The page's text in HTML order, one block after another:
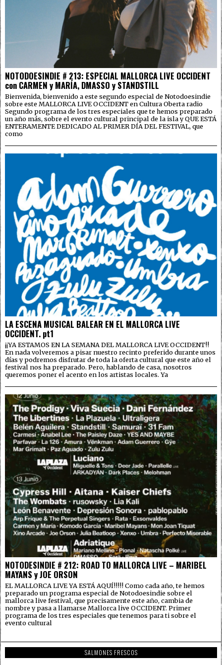
NOTODOESINDIE # 213: ESPECIAL MALLORCA LIVE OCCIDENT
con CARMEN y MARÍA, DMASSO y STANDSTILL
Bienvenida, bienvenido a este segundo especial de Notodoesindie
sobre este MALLORCA LIVE OCCIDENT en Cultura Oberta radio
Segundo programa de los tres especiales que te hemos preparado
un año más, sobre el evento cultural principal de la isla y QUE ESTÁ
ENTERAMENTE DEDICADO AL PRIMER DÍA DEL FESTIVAL, que
como
LA ESCENA MUSICAL BALEAR EN EL MALLORCA LIVE
OCCIDENT. pt1
¡¡YA ESTAMOS EN LA SEMANA DEL MALLORCA LIVE OCCIDENT!!
En nada volveremos a pisar nuestro recinto preferido durante unos
días y podremos disfrutar de toda la oferta cultural que este año el
festival nos ha preparado. Pero, hablando de casa, nosotros
queremos poner el acento en los artistas locales. Ya
NOTODESINDIE # 212: ROAD TO MALLORCA LIVE – MARIBEL
MAYANS y JOE ORSON
EL MALLORCA LIVE YA ESTÁ AQUÍ!!!!! Como cada año, te hemos
preparado un programa especial de Notodoesindie sobre el
mallorca live festival, que precisamente este año, cambia de
nombre y pasa a llamarse Mallorca live OCCIDENT. Primer
programa de los tres especiales que tenemos para ti sobre el
evento cultural
SALMONES FRESCOS